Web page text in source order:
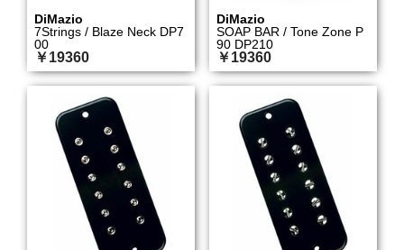
DiMazio
7Strings / Blaze Neck DP7
00
￥19360
DiMazio
SOAP BAR / Tone Zone P
90 DP210
￥19360